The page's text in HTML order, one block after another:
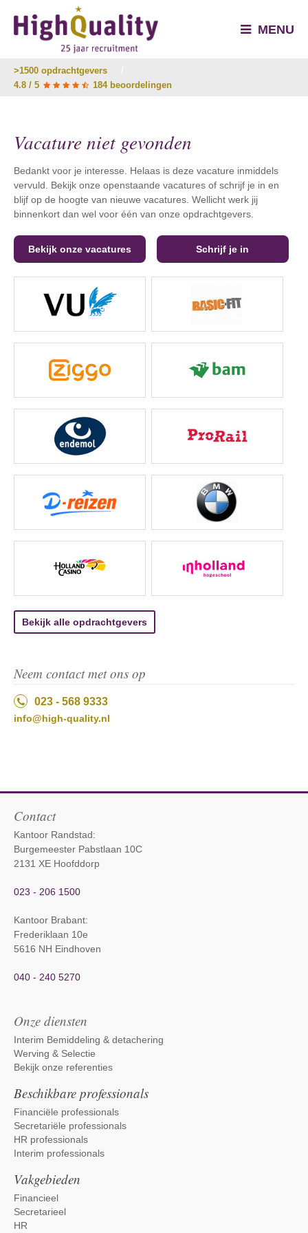
MENU
>1500 opdrachtgevers
4.8 / 5
184 beoordelingen
Vacature niet gevonden
Bedankt voor je interesse. Helaas is deze vacature inmiddels
vervuld. Bekijk onze openstaande vacatures of schrijf je in en
blijf op de hoogte van nieuwe vacatures. Wellicht werk jij
binnenkort dan wel voor één van onze opdrachtgevers.
Bekijk onze vacatures Schrijf je in
Bekijk alle opdrachtgevers
Neem contact met ons op
023 - 568 9333
info@high-quality.nl
Contact
Kantoor Randstad:
Burgemeester Pabstlaan 10C
2131 XE Hoofddorp
023 - 206 1500
Kantoor Brabant:
Frederiklaan 10e
5616 NH Eindhoven
040 - 240 5270
Onze diensten
Interim Bemiddeling & detachering
Werving & Selectie
Bekijk onze referenties
Beschikbare professionals
Financiële professionals
Secretariële professionals
HR professionals
Interim professionals
Vakgebieden
Financieel
Secretarieel
HR